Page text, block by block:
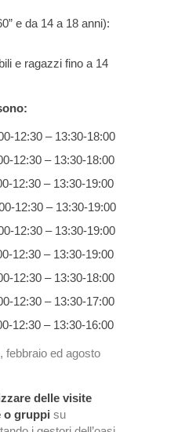
e da 14 a 18 anni):
e ragazzi fino a 14
– 13:30-18:00
– 13:30-18:00
– 13:30-19:00
– 13:30-19:00
– 13:30-19:00
12:30 – 13:30-19:00
– 13:30-18:00
12:30 – 13:30-17:00
– 13:30-16:00
febbraio ed agosto
delle visite
o gruppi su